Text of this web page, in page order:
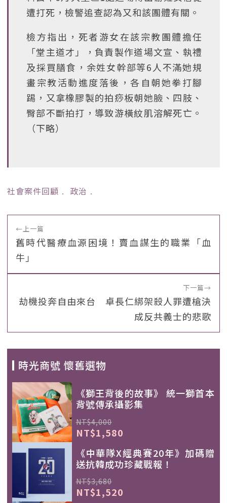
遭打死，檢警追查認為又和該團體有關。
檢方指出，死者游女在該宗教團體擔任
「堂主道才」，負責製作道場文宣、執禮
及採買膳食，余姓女幹部等6人不滿她規
畫宗教活動進度落後，各自朝她拳打腳
踢，又拿橡膠製的拍痧板朝她臉、四肢、
臀部不斷拍打，導致游橫紋肌溶解死亡。
（下略）
社會案件回顧 ﹒ 政治 ﹒
←上一篇
舊時代醫療血源困境！賣血謀生的職業「血
牛」
下一篇→
劫機投奔自由來台 卓長仁綁架殺人罪遭槍決
成反共義士的悲歌
時光商號 懷舊選物
《獅王背後的故事》 統一獅首本
背號傳承攝影集
NT$4,000
NT$1,580
《中華隊X經典賽20年》加碼贈
送抗韓成功珍藏戰報！
NT$3,680
NT$1,520